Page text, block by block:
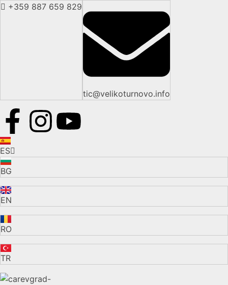
+359 887 659 829
tic@velikoturnovo.info
ES
BG
EN
RO
TR